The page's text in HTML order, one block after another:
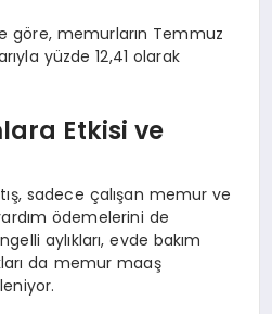
göre, memurların Temmuz
yüzde 12,41 olarak
Etkisi ve
sadece çalışan memur ve
ödemelerini de
aylıkları, evde bakım
da memur maaş